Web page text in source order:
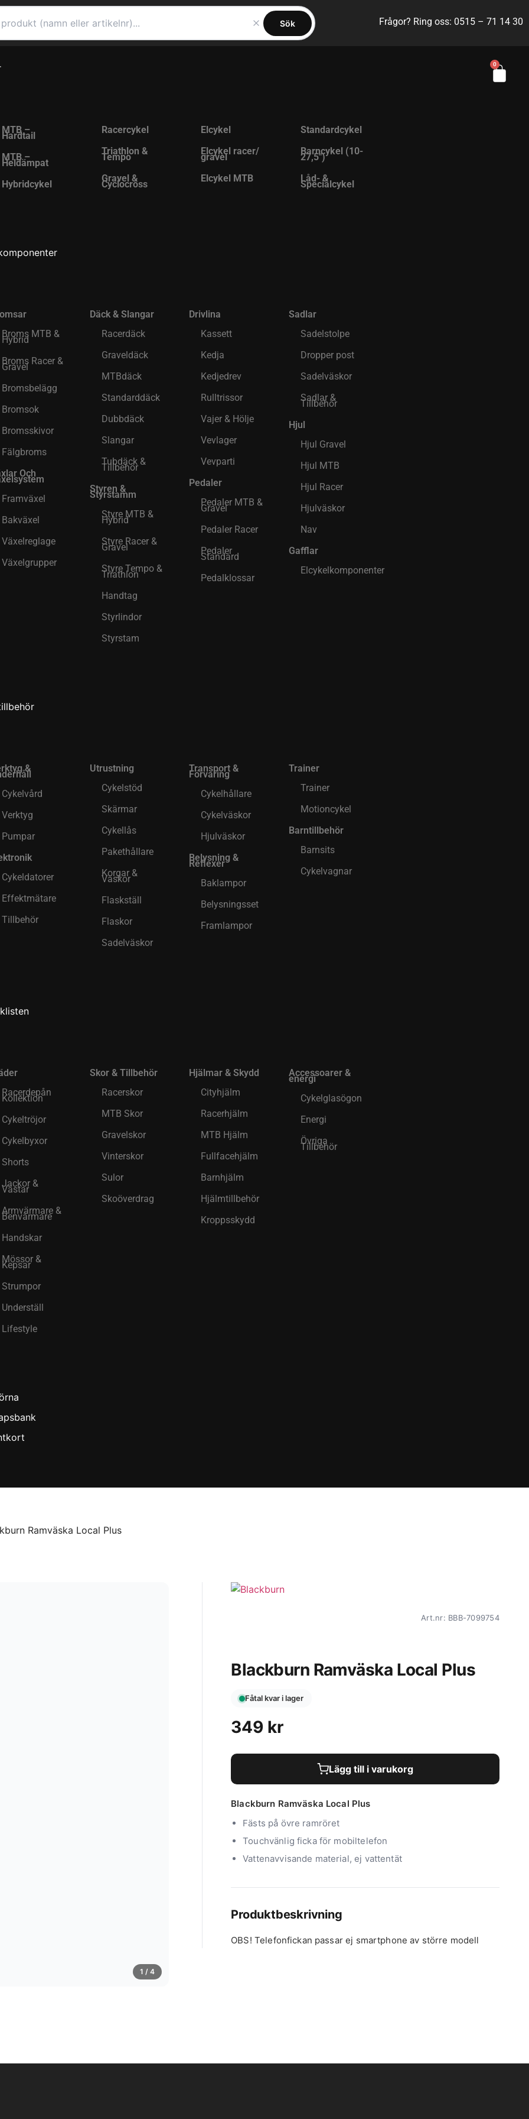
Sök Frågor? Ring oss: 0515 – 71 14 30
MTB –
Hardtail
MTB –
Heldämpat
Hybridcykel
Racercykel
Triathlon &
Tempo
Gravel &
Cyclocross
Elcykel
Elcykel racer/
gravel
Elcykel MTB
Standardcykel
Barncykel (10-
27,5″)
Låd- &
Specialcykel
Broms MTB &
Hybrid
Broms Racer &
Gravel
Bromsbelägg
Bromsok
Bromsskivor
Fälgbroms
Och
Framväxel
Bakväxel
Växelreglage
Växelgrupper
Däck & Slangar
Racerdäck
Graveldäck
MTBdäck
Standarddäck
Dubbdäck
Slangar
Tubdäck &
Tillbehör
Styren &
Styrstamm
Styre MTB &
Hybrid
Styre Racer &
Gravel
Styre Tempo &
Triathlon
Handtag
Styrlindor
Styrstam
Drivlina
Kassett
Kedja
Kedjedrev
Rulltrissor
Vajer & Hölje
Vevlager
Vevparti
Pedaler
Pedaler MTB &
Gravel
Pedaler Racer
Pedaler
Standard
Pedalklossar
Sadlar
Sadelstolpe
Dropper post
Sadelväskor
Sadlar &
Tillbehör
Hjul
Hjul Gravel
Hjul MTB
Hjul Racer
Hjulväskor
Nav
Gafflar
Elcykelkomponenter
&
Cykelvård
Verktyg
Pumpar
Cykeldatorer
Effektmätare
Tillbehör
Utrustning
Cykelstöd
Skärmar
Cykellås
Pakethållare
Korgar &
Väskor
Flaskställ
Flaskor
Sadelväskor
Transport &
Förvaring
Cykelhållare
Cykelväskor
Hjulväskor
Belysning &
Reflexer
Baklampor
Belysningsset
Framlampor
Trainer
Trainer
Motioncykel
Barntillbehör
Barnsits
Cykelvagnar
Racerdepån
Kollektion
Cykeltröjor
Cykelbyxor
Shorts
Jackor &
Västar
Armvärmare &
Benvärmare
Handskar
Mössor &
Kepsar
Strumpor
Underställ
Lifestyle
Skor & Tillbehör
Racerskor
MTB Skor
Gravelskor
Vinterskor
Sulor
Skoöverdrag
Hjälmar & Skydd
Cityhjälm
Racerhjälm
MTB Hjälm
Fullfacehjälm
Barnhjälm
Hjälmtillbehör
Kroppsskydd
Accessoarer &
energi
Cykelglasögon
Energi
Övriga
Tillbehör
0
Ramväska Local Plus
1 / 4
Art.nr: BBB-7099754
Blackburn Ramväska Local Plus
Fåtal kvar i lager
349 kr
Lägg till i varukorg
Blackburn Ramväska Local Plus
Fästs på övre ramröret
Touchvänlig ficka för mobiltelefon
Vattenavvisande material, ej vattentät
Produktbeskrivning
OBS! Telefonfickan passar ej smartphone av större modell